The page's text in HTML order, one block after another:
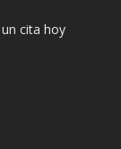
cita hoy